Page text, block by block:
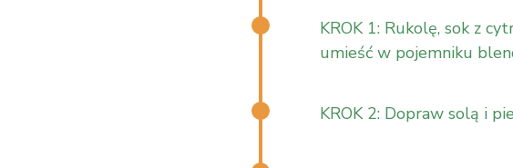
KROK 1: Rukolę, sok z
umieść w pojemniku
KROK 2: Dopraw solą i